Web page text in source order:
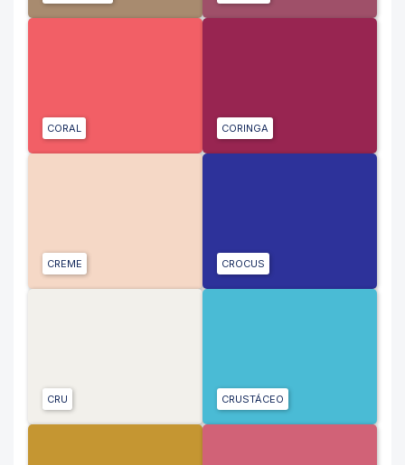
CORAL CORINGA
CREME CROCUS
CRU CRUSTÁCEO